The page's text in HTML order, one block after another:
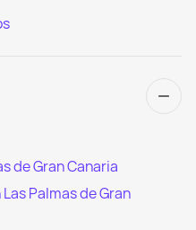
de Gran Canaria
Palmas de Gran